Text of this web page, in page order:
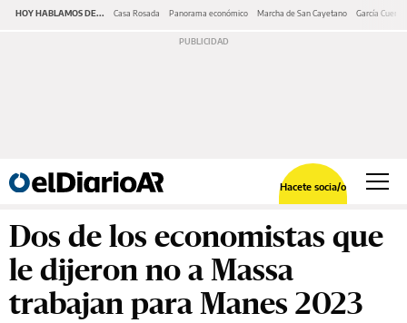
HOY HABLAMOS DE... Casa Rosada Panorama económico Marcha de San Cayetano García Cuerva
Hacete socia/o
Dos de los economistas que
le dijeron no a Massa
trabajan para Manes 2023